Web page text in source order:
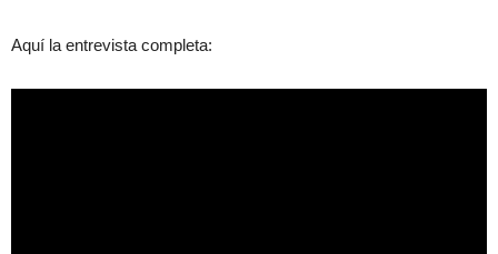
Aquí la entrevista completa: